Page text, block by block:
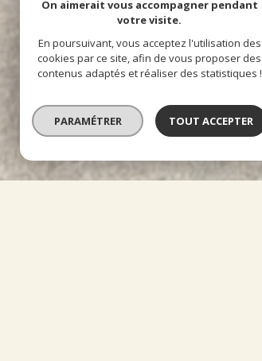
On aimerait vous accompagner pendant
votre visite.
En poursuivant, vous acceptez l'utilisation des
cookies par ce site, afin de vous proposer des
contenus adaptés et réaliser des statistiques !
PARAMÉTRER TOUT ACCEPTER